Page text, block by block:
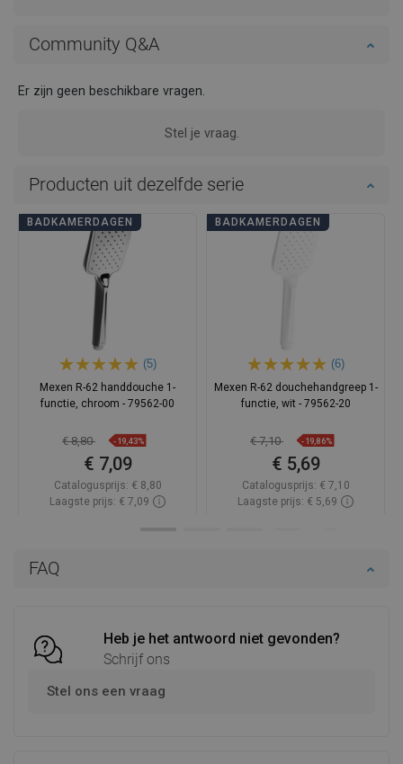
FAQ
Heb je het antwoord niet gevonden?
Schrijf ons
Stel ons een vraag
Community Q&A
Er zijn geen beschikbare vragen.
Stel je vraag.
Producten uit dezelfde serie
BADKAMERDAGEN
(5)
Mexen R-62 handdouche 1-
functie, chroom - 79562-00
€ 8,80 -19,43%
€ 7,09
Catalogusprijs: € 8,80
Laagste prijs: € 7,09
BADKAMERDAGEN
(6)
Mexen R-62 douchehandgreep 1-
functie, wit - 79562-20
€ 7,10 -19,86%
€ 5,69
Catalogusprijs: € 7,10
Laagste prijs: € 5,69